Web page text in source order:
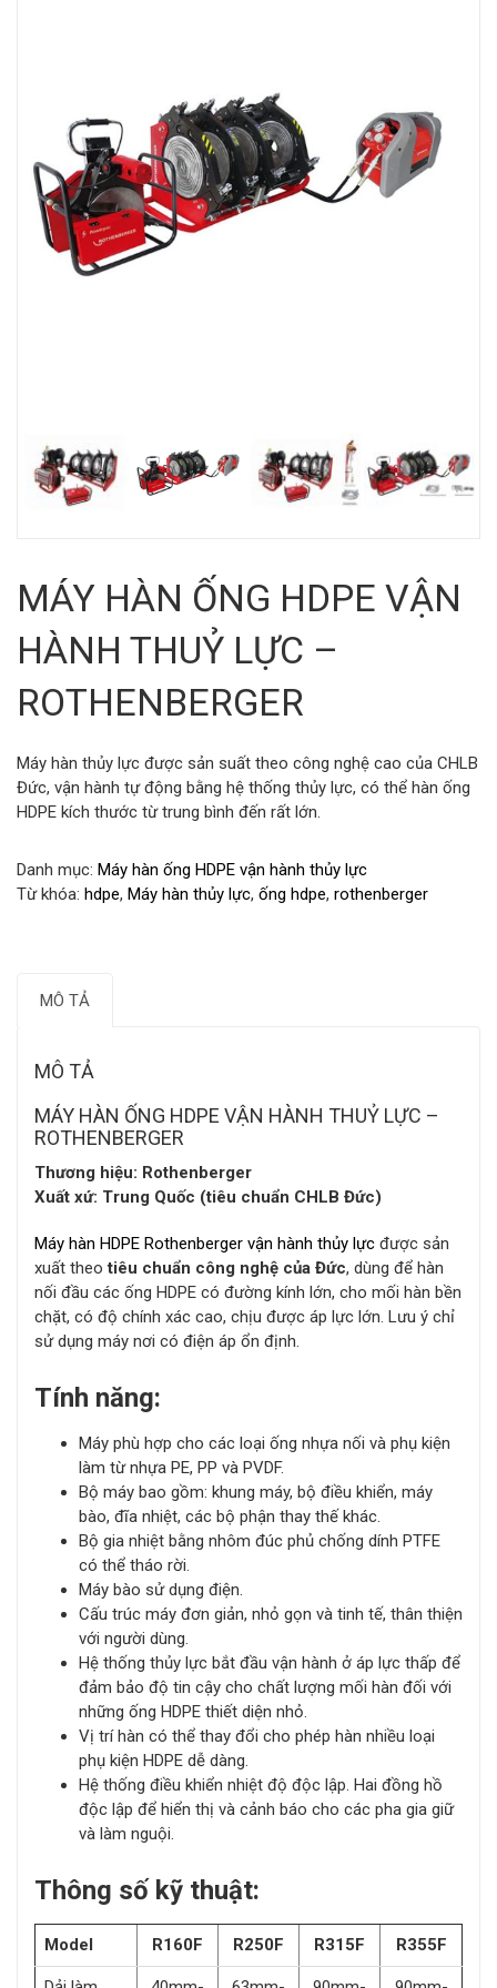
MÁY HÀN ỐNG HDPE VẬN
HÀNH THUỶ LỰC –
ROTHENBERGER
Máy hàn thủy lực được sản suất theo công nghệ cao của CHLB
Đức, vận hành tự động bằng hệ thống thủy lực, có thể hàn ống
HDPE kích thước từ trung bình đến rất lớn.
Danh mục: Máy hàn ống HDPE vận hành thủy lực
Từ khóa: hdpe, Máy hàn thủy lực, ống hdpe, rothenberger
MÔ TẢ
MÔ TẢ
MÁY HÀN ỐNG HDPE VẬN HÀNH THUỶ LỰC –
ROTHENBERGER
Thương hiệu: Rothenberger
Xuất xứ: Trung Quốc (tiêu chuẩn CHLB Đức)
Máy hàn HDPE Rothenberger vận hành thủy lực được sản
xuất theotiêu chuẩn công nghệ của Đức, dùng để hàn
nối đầu các ống HDPE có đường kính lớn, cho mối hàn bền
chặt, có độ chính xác cao, chịu được áp lực lớn. Lưu ý chỉ
sử dụng máy nơi có điện áp ổn định.
Tính năng:
Máy phù hợp cho các loại ống nhựa nối và phụ kiện
làm từ nhựa PE, PP và PVDF.
Bộ máy bao gồm: khung máy, bộ điều khiển, máy
bào, đĩa nhiệt, các bộ phận thay thế khác.
Bộ gia nhiệt bằng nhôm đúc phủ chống dính PTFE
có thể tháo rời.
Máy bào sử dụng điện.
Cấu trúc máy đơn giản, nhỏ gọn và tinh tế, thân thiện
với người dùng.
Hệ thống thủy lực bắt đầu vận hành ở áp lực thấp để
đảm bảo độ tin cậy cho chất lượng mối hàn đối với
những ống HDPE thiết diện nhỏ.
Vị trí hàn có thể thay đổi cho phép hàn nhiều loại
phụ kiện HDPE dễ dàng.
Hệ thống điều khiển nhiệt độ độc lập. Hai đồng hồ
độc lập để hiển thị và cảnh báo cho các pha gia giữ
và làm nguội.
Thông số kỹ thuật:
Model R160F R250F R315F R355F